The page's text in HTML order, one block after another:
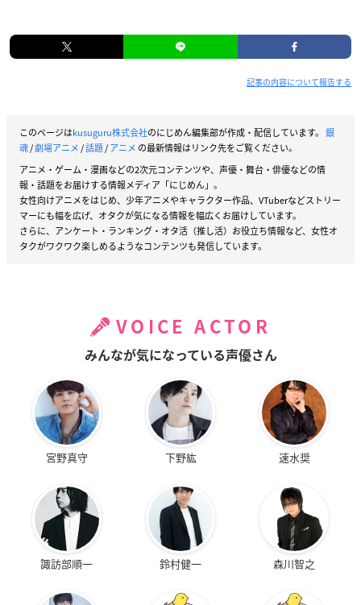
記事の内容について報告する
このページはkusuguru株式会社のにじめん編集部が作成・配信しています。 銀
魂/劇場アニメ/話題/アニメ の最新情報はリンク先をご覧ください。
アニメ・ゲーム・漫画などの2次元コンテンツや、声優・舞台・俳優などの情
報・話題をお届けする情報メディア「にじめん」。
女性向けアニメをはじめ、少年アニメやキャラクター作品、VTuberなどストリー
マーにも幅を広げ、オタクが気になる情報を幅広くお届けしています。
さらに、アンケート・ランキング・オタ活（推し活）お役立ち情報など、女性オ
タクがワクワク楽しめるようなコンテンツも発信しています。
VOICE ACTOR
みんなが気になっている声優さん
宮野真守 下野紘 速水奨
諏訪部順一 鈴村健一 森川智之